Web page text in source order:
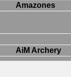
Amazones
AiM Archery